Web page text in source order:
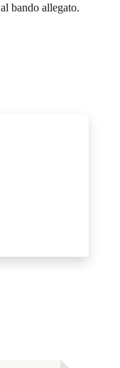
bando allegato.